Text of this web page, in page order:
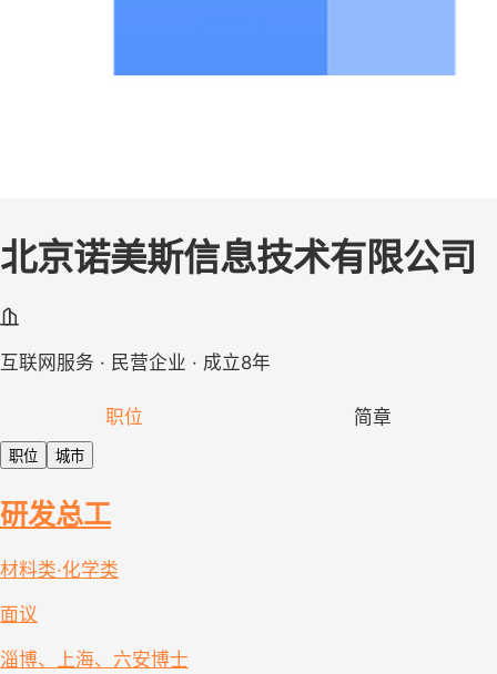
北京诺美斯信息技术有限公司
互联网服务 · 民营企业 · 成立8年
职位 简章
职位 城市
研发总工
材料类·化学类
面议
淄博、上海、六安博士